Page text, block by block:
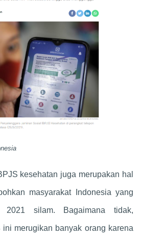
kesehatan juga merupakan hal
masyarakat Indonesia yang
silam. Bagaimana tidak,
ini merugikan banyak orang karena